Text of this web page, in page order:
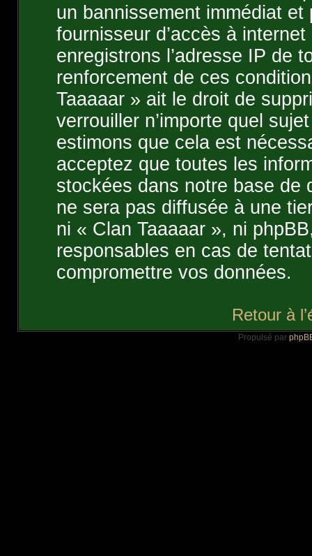
un bannissement immédiat
fournisseur d’accès à
enregistrons l’adresse IP de
renforcement de ces
Taaaaar » ait le droit de
verrouiller n’importe quel
estimons que cela est
acceptez que toutes les
stockées dans notre base de
ne sera pas diffusée à une
ni « Clan Taaaaar », ni
responsables en cas de
compromettre vos données.
Retour à
Propulsé par